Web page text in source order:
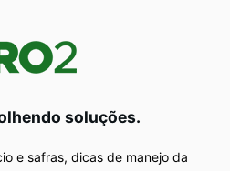
soluções.
e safras, dicas de manejo da